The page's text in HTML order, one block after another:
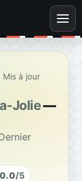
Mis à jour
Jolie—
0.0/5